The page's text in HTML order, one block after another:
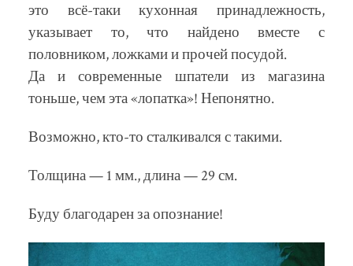
это всё-таки кухонная принадлежность,
указывает то, что найдено вместе с
половником, ложками и прочей посудой.
Да и современные шпатели из магазина
тоньше, чем эта «лопатка»! Непонятно.
Возможно, кто-то сталкивался с такими.
Толщина — 1 мм., длина — 29 см.
Буду благодарен за опознание!